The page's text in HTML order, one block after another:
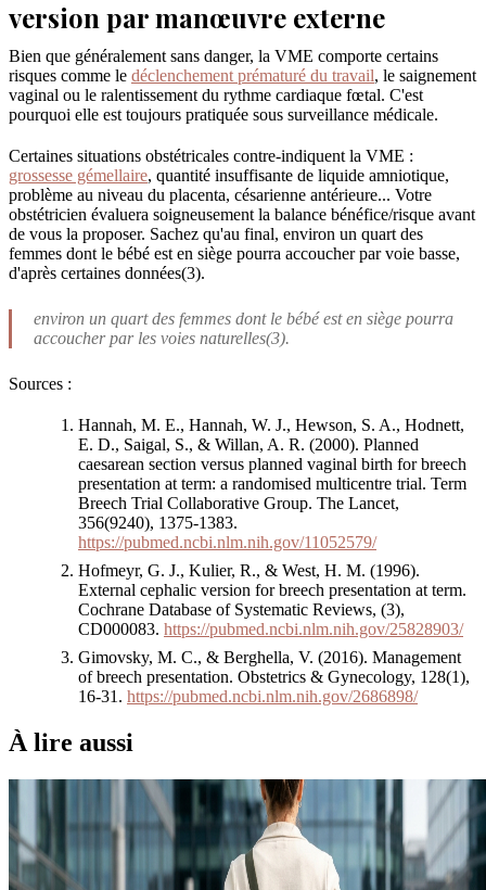
version par manœuvre externe
Bien que généralement sans danger, la VME comporte certains
risques comme le déclenchement prématuré du travail, le saignement
vaginal ou le ralentissement du rythme cardiaque fœtal. C'est
pourquoi elle est toujours pratiquée sous surveillance médicale.
Certaines situations obstétricales contre-indiquent la VME :
grossesse gémellaire, quantité insuffisante de liquide amniotique,
problème au niveau du placenta, césarienne antérieure... Votre
obstétricien évaluera soigneusement la balance bénéfice/risque avant
de vous la proposer. Sachez qu'au final, environ un quart des
femmes dont le bébé est en siège pourra accoucher par voie basse,
d'après certaines données(3).
environ un quart des femmes dont le bébé est en siège pourra
accoucher par les voies naturelles(3).
Sources :
Hannah, M. E., Hannah, W. J., Hewson, S. A., Hodnett,
E. D., Saigal, S., & Willan, A. R. (2000). Planned
caesarean section versus planned vaginal birth for breech
presentation at term: a randomised multicentre trial. Term
Breech Trial Collaborative Group. The Lancet,
356(9240), 1375-1383.
https://pubmed.ncbi.nlm.nih.gov/11052579/
Hofmeyr, G. J., Kulier, R., & West, H. M. (1996).
External cephalic version for breech presentation at term.
Cochrane Database of Systematic Reviews, (3),
CD000083. https://pubmed.ncbi.nlm.nih.gov/25828903/
Gimovsky, M. C., & Berghella, V. (2016). Management
of breech presentation. Obstetrics & Gynecology, 128(1),
16-31. https://pubmed.ncbi.nlm.nih.gov/2686898/
À lire aussi